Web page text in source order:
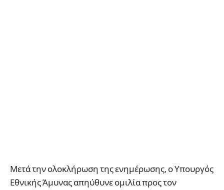
Μετά την ολοκλήρωση της ενημέρωσης, ο Υπουργός
Εθνικής Άμυνας απηύθυνε ομιλία προς τον